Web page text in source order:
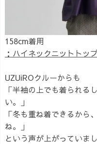
158cm着用
：ハイネックニットトッ
UZUiROクルーからも
「半袖の上でも着られる
い。」
「冬も重ね着できるから
ね。」
という声が上がっていまし